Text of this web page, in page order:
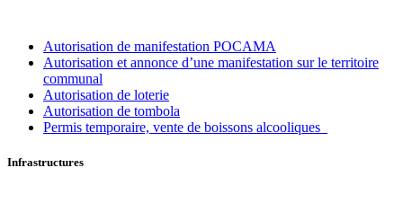
Autorisation de manifestation POCAMA
Autorisation et annonce d’une manifestation sur le territoire
communal
Autorisation de loterie
Autorisation de tombola
Permis temporaire, vente de boissons alcooliques
Infrastructures